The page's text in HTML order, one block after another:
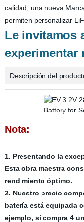
calidad, una nueva
permiten personalizar
Le invitamos
experimentar
Descripción del
Nota:
1. Presentando la
Esta obra maestra
rendimiento óptimo.
2. Nuestro precio
batería está equipada
ejemplo, si compra 4